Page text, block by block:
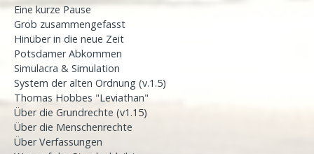
Eine kurze Pause
Grob zusammengefasst
Hinüber in die neue Zeit
Potsdamer Abkommen
Simulacra & Simulation
System der alten Ordnung (v.1.5)
Thomas Hobbes "Leviathan"
Über die Grundrechte (v1.15)
Über die Menschenrechte
Über Verfassungen